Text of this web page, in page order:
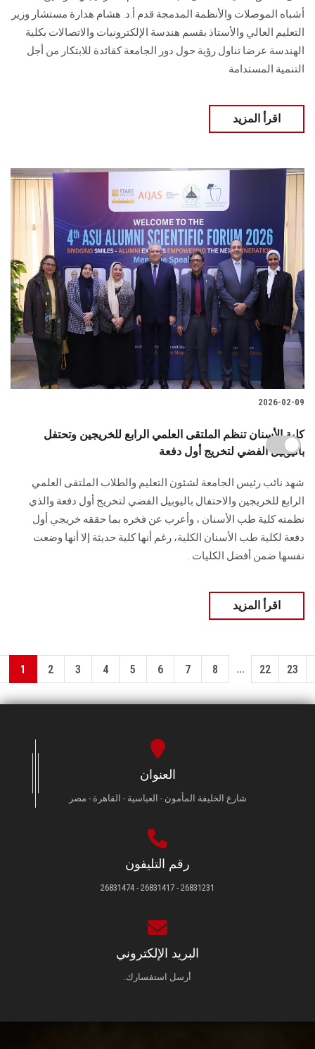
أشباه الموصلات والأنظمة المدمجة قدم أ.د. هشام هدارة مستشار وزير
التعليم العالي والأستاذ بقسم هندسة الإلكترونيات والاتصالات بكلية
الهندسة عرضا تناول رؤية حول دور الجامعة كقائدة للابتكار من أجل
التنمية المستدامة
اقرأ المزيد
2026-02-09
كلية الأسنان تنظم الملتقى العلمي الرابع للخريجين وتحتفل
باليوبيل الفضي لتخريج أول دفعة
شهد نائب رئيس الجامعة لشئون التعليم والطلاب الملتقى العلمي
الرابع للخريجين والاحتفال باليوبيل الفضي لتخريج أول دفعة والذي
نظمته كلية طب الأسنان ، وأعرب عن فخره بما حققه خريجي أول
دفعة لكلية طب الأسنان الكلية، رغم أنها كلية حديثة إلا أنها وضعت
نفسها ضمن أفضل الكليات .
اقرأ المزيد
1 2 3 4 5 6 7 8 ... 22 23
العنوان
شارع الخليفة المأمون - العباسية - القاهرة - مصر
رقم التليفون
26831231 - 26831417 - 26831474
البريد الإلكتروني
أرسل استفسارك.